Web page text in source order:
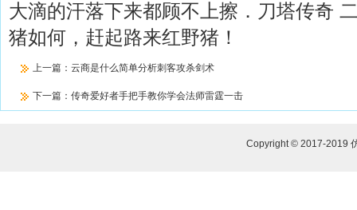
大滴的汗落下来都顾不上擦．刀塔传奇
猪如何，赶起路来红野猪！
上一篇： 云商是什么简单分析刺客攻杀剑术
下一篇： 传奇爱好者手把手教你学会法师雷霆一击
Copyright © 2017-2019